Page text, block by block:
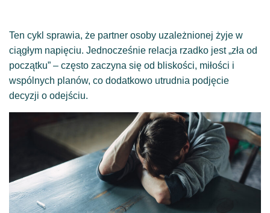
Ten cykl sprawia, że partner osoby uzależnionej żyje w
ciągłym napięciu. Jednocześnie relacja rzadko jest „zła od
początku” – często zaczyna się od bliskości, miłości i
wspólnych planów, co dodatkowo utrudnia podjęcie
decyzji o odejściu.